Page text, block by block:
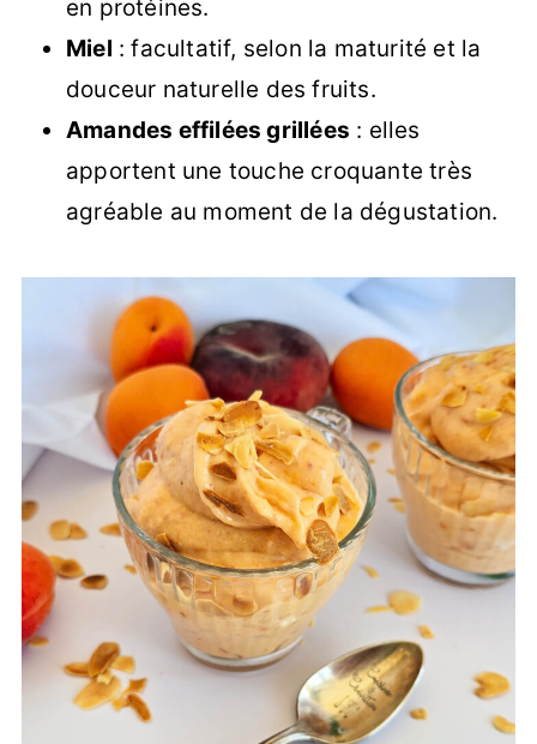
en protéines.
Miel : facultatif, selon la maturité et la
douceur naturelle des fruits.
Amandes effilées grillées : elles
apportent une touche croquante très
agréable au moment de la dégustation.